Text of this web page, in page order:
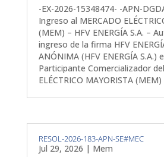
-EX-2026-15348474- -APN-
Ingreso al MERCADO
(MEM) – HFV ENERGÍA S.A. –
ingreso de la firma HFV
ANÓNIMA (HFV ENERGÍA S.A.)
Participante Comercializador
ELÉCTRICO MAYORISTA (MEM)
RESOL-2026-183-APN-SE#MEC
Jul 29, 2026 | Mem